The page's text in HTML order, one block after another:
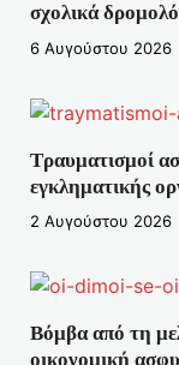
σχολικά
6 Αυγούστου 2026
Τραυματισμοί
εγκληματικής
2 Αυγούστου 2026
Βόμβα από τη
οικονομική